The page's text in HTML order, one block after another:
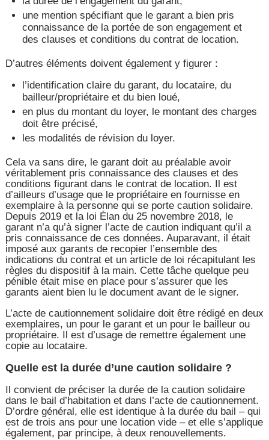
une mention spécifiant que le garant a bien pris
connaissance de la portée de son engagement et
des clauses et conditions du contrat de location.
D’autres éléments doivent également y figurer :
l’identification claire du garant, du locataire, du
bailleur/propriétaire et du bien loué,
en plus du montant du loyer, le montant des charges
doit être précisé,
les modalités de révision du loyer.
Cela va sans dire, le garant doit au préalable avoir
véritablement pris connaissance des clauses et des
conditions figurant dans le contrat de location. Il est
d’ailleurs d’usage que le propriétaire en fournisse en
exemplaire à la personne qui se porte caution solidaire.
Depuis 2019 et la loi Élan du 25 novembre 2018, le
garant n’a qu’à signer l’acte de caution indiquant qu’il a
pris connaissance de ces données. Auparavant, il était
imposé aux garants de recopier l’ensemble des
indications du contrat et un article de loi récapitulant les
règles du dispositif à la main. Cette tâche quelque peu
pénible était mise en place pour s’assurer que les
garants aient bien lu le document avant de le signer.
L’acte de cautionnement solidaire doit être rédigé en deux
exemplaires, un pour le garant et un pour le bailleur ou
propriétaire. Il est d’usage de remettre également une
copie au locataire.
Quelle est la durée d’une caution solidaire ?
Il convient de préciser la durée de la caution solidaire
dans le bail d’habitation et dans l’acte de cautionnement.
D’ordre général, elle est identique à la durée du bail – qui
est de trois ans pour une location vide – et elle s’applique
également, par principe, à deux renouvellements.